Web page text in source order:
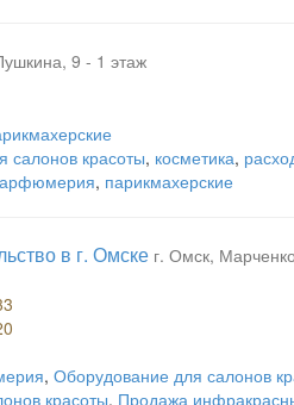
9 - 1 этаж
салонов красоты, косметика,
, парикмахерские
в г. Омске г. Омск,
, Оборудование для салонов
красоты, Продажа